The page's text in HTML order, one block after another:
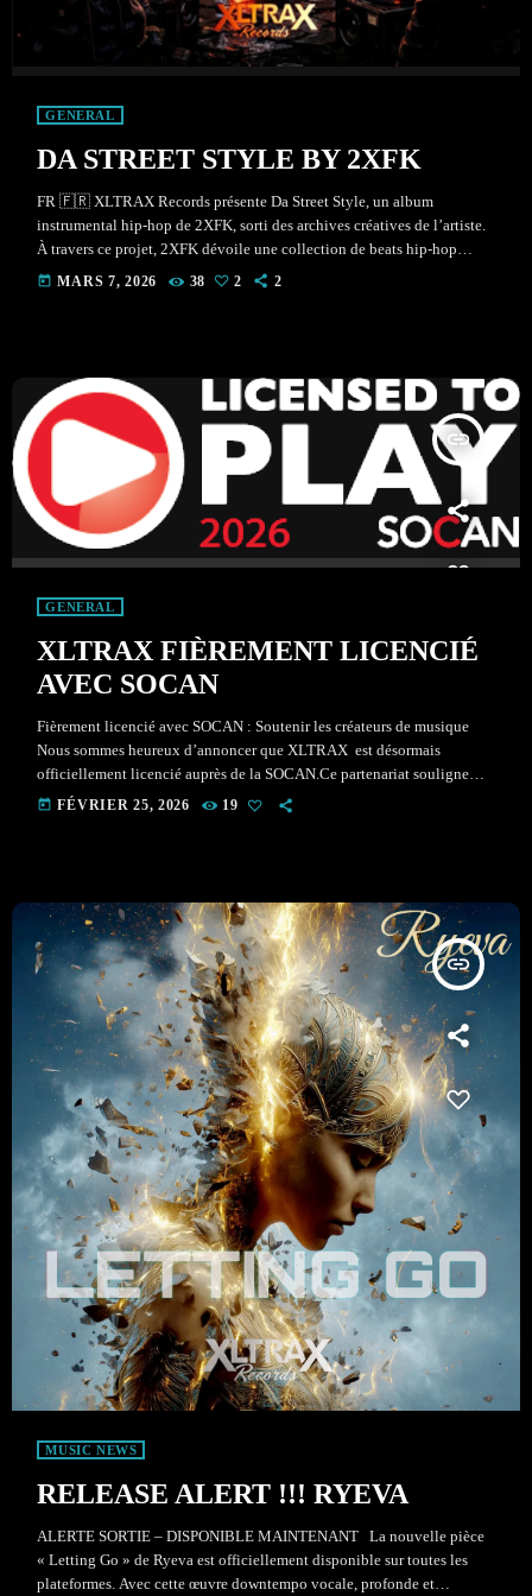
GENERAL
DA STREET STYLE BY 2XFK
FR 🇫🇷 XLTRAX Records présente Da Street Style, un album
instrumental hip-hop de 2XFK, sorti des archives créatives de l’artiste.
À travers ce projet, 2XFK dévoile une collection de beats hip-hop
bruts, ambiances urbaines et textures trap, inspirées par l’énergie du
today MARS 7, 2026 38 2 2
insert_link
GENERAL
XLTRAX FIÈREMENT LICENCIÉ
AVEC SOCAN
Fièrement licencié avec SOCAN : Soutenir les créateurs de musique
Nous sommes heureux d’annoncer que XLTRAX est désormais
officiellement licencié auprès de la SOCAN.Ce partenariat souligne
notre engagement à soutenir les créateurs de musique et à veiller à ce
today FÉVRIER 25, 2026 19
insert_link
MUSIC NEWS
RELEASE ALERT !!! RYEVA
ALERTE SORTIE – DISPONIBLE MAINTENANT La nouvelle pièce
« Letting Go » de Ryeva est officiellement disponible sur toutes les
plateformes. Avec cette œuvre downtempo vocale, profonde et